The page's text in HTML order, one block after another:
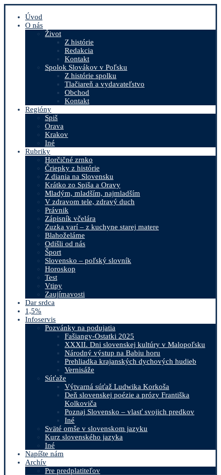
Úvod
O nás
Život
Z histórie
Redakcia
Kontakt
Spolok Slovákov v Poľsku
Z histórie spolku
Tlačiareň a vydavateľstvo
Obchod
Kontakt
Regióny
Spiš
Orava
Krakov
Iné
Rubriky
Horčičné zrnko
Čriepky z histórie
Z diania na Slovensku
Krátko zo Spiša a Oravy
Mladým, mladším, najmladším
V zdravom tele, zdravý duch
Právnik
Zápisník včelára
Zuzka varí – z kuchyne starej matere
Blahoželáme
Odišli od nás
Šport
Slovensko – poľský slovník
Horoskop
Test
Vtipy
Zaujímavosti
Dar srdca
1,5%
Infoservis
Pozvánky na podujatia
Fašiangy-Ostatki 2025
XXXII. Dni slovenskej kultúry v Malopoľsku
Národný výstup na Babiu horu
Prehliadka krajanských dychových hudieb
Vernisáže
Súťaže
Výtvarná súťaž Ludwika Korkoša
Deň slovenskej poézie a prózy Františka
Kolkoviča
Poznaj Slovensko – vlasť svojich predkov
Iné
Sväté omše v slovenskom jazyku
Kurz slovenského jazyka
Iné
Napíšte nám
Archív
Pre predplatiteľov